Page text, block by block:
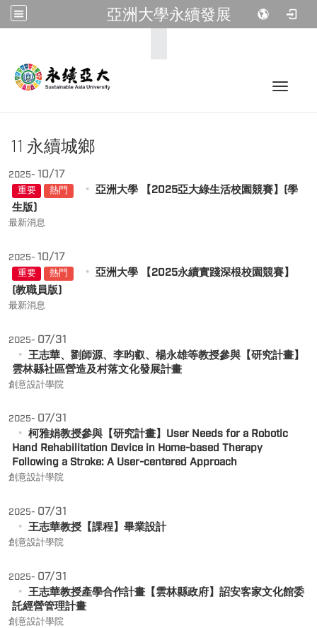
亞洲大學永續發展
Toggle
11 永續城鄉
2025- 10/17
重要 熱門
亞洲大學 【2025亞大綠生活校園競賽】(學
生版)
最新消息
2025- 10/17
重要 熱門
亞洲大學 【2025永續實踐深根校園競賽】
(教職員版)
最新消息
2025- 07/31
王志華、劉師源、李昀叡、楊永雄等教授參與【研究計畫】
雲林縣社區營造及村落文化發展計畫
創意設計學院
2025- 07/31
柯雅娟教授參與【研究計畫】User Needs for a Robotic
Hand Rehabilitation Device in Home-based Therapy
Following a Stroke: A User-centered Approach
創意設計學院
2025- 07/31
王志華教授【課程】畢業設計
創意設計學院
2025- 07/31
王志華教授產學合作計畫【雲林縣政府】詔安客家文化館委
託經營管理計畫
創意設計學院